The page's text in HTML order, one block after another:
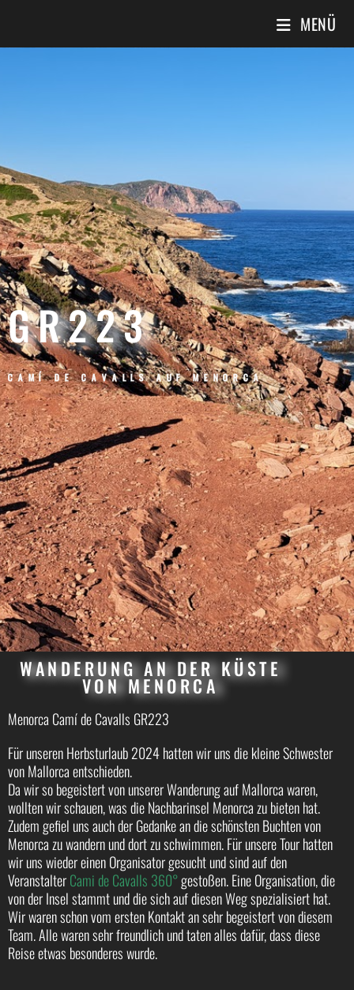
MENÜ
GR223
CAMÍ DE CAVALLS AUF MENORCA
WANDERUNG AN DER KÜSTE
VON MENORCA
Menorca Camí de Cavalls GR223
Für unseren Herbsturlaub 2024 hatten wir uns die kleine Schwester
von Mallorca entschieden.
Da wir so begeistert von unserer Wanderung auf Mallorca waren,
wollten wir schauen, was die Nachbarinsel Menorca zu bieten hat.
Zudem gefiel uns auch der Gedanke an die schönsten Buchten von
Menorca zu wandern und dort zu schwimmen. Für unsere Tour hatten
wir uns wieder einen Organisator gesucht und sind auf den
VeranstalterCami de Cavalls 360°gestoßen. Eine Organisation, die
von der Insel stammt und die sich auf diesen Weg spezialisiert hat.
Wir waren schon vom ersten Kontakt an sehr begeistert von diesem
Team. Alle waren sehr freundlich und taten alles dafür, dass diese
Reise etwas besonderes wurde.